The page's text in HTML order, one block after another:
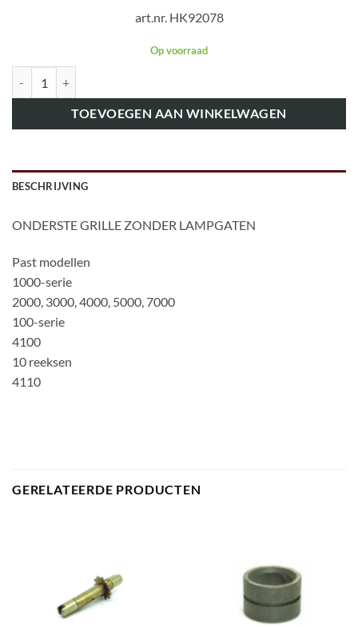
art.nr. HK92078
Op voorraad
TOEVOEGEN AAN WINKELWAGEN
BESCHRIJVING
ONDERSTE GRILLE ZONDER LAMPGATEN
Past modellen
1000-serie
2000, 3000, 4000, 5000, 7000
100-serie
4100
10 reeksen
4110
GERELATEERDE PRODUCTEN